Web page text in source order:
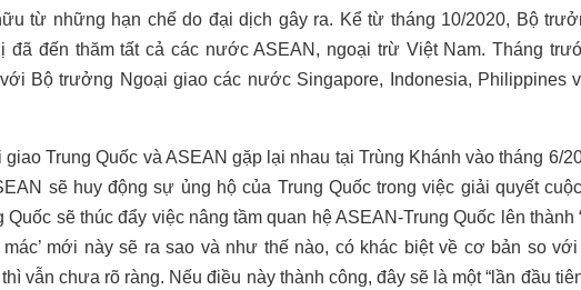
từ những hạn chế do đại dịch gây ra. Kể từ tháng 10/2020, Bộ
đã đến thăm tất cả các nước ASEAN, ngoại trừ Việt Nam. Tháng
Bộ trưởng Ngoại giao các nước Singapore, Indonesia, Philippines
Trung Quốc và ASEAN gặp lại nhau tại Trùng Khánh vào tháng 6/
sẽ huy động sự ủng hộ của Trung Quốc trong việc giải quyết
Quốc sẽ thúc đẩy việc nâng tầm quan hệ ASEAN-Trung Quốc lên thành
mác’ mới này sẽ ra sao và như thế nào, có khác biệt về cơ bản so với
vẫn chưa rõ ràng. Nếu điều này thành công, đây sẽ là một “lần đầu